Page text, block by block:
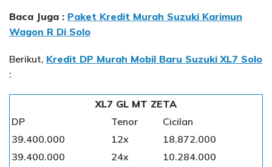
Baca Juga : Paket Kredit Murah Suzuki Karimun
Wagon R Di Solo
Berikut, Kredit DP Murah Mobil Baru Suzuki XL7 Solo
:
XL7 GL MT ZETA
DP
Tenor
Cicilan
39.400.000
12x
18.872.000
39.400.000
24x
10.284.000